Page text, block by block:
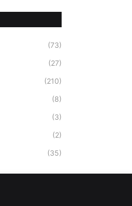
(73)
(27)
(210)
(8)
(3)
(2)
(35)